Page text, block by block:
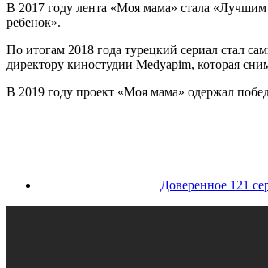
В 2017 году лента «Моя мама» стала
ребенок».
По итогам 2018 года турецкий сериал стал
директору киностудии Medyapim, которая
В 2019 году проект «Моя мама» одержал
Доверенное 121